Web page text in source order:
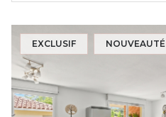
EXCLUSIF NOUVEAUTÉ